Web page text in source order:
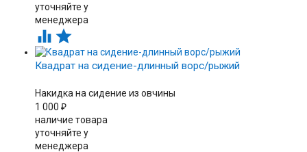
уточняйте у
менеджера
 
Квадрат на сидение-длинный ворс/рыжий
Накидка на сидение из овчины
1 000 ₽
наличие товара
уточняйте у
менеджера